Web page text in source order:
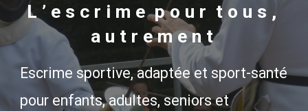
L ’ e s c r i m e p o u r t o u s ,
a u t r e m e n t
Escrime sportive, adaptée et sport-santé
pour enfants, adultes, seniors et